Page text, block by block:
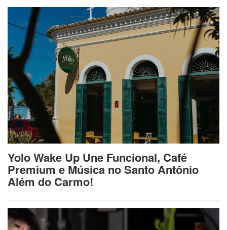
Yolo Wake Up Une Funcional, Café
Premium e Música no Santo Antônio
Além do Carmo!